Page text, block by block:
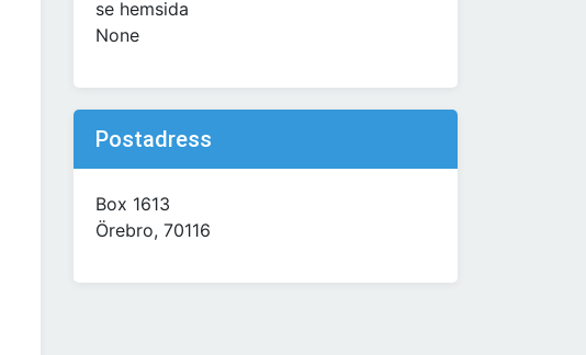
se hemsida
None
Postadress
Box 1613
Örebro, 70116